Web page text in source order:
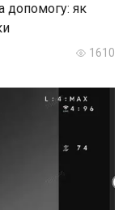
допомогу: як
1610